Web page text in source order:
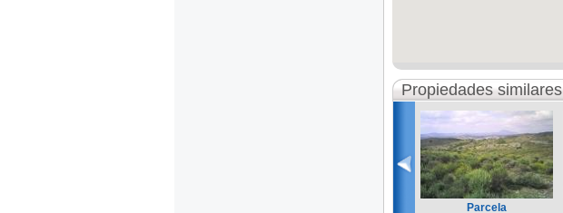
Propiedades similares
Parcela